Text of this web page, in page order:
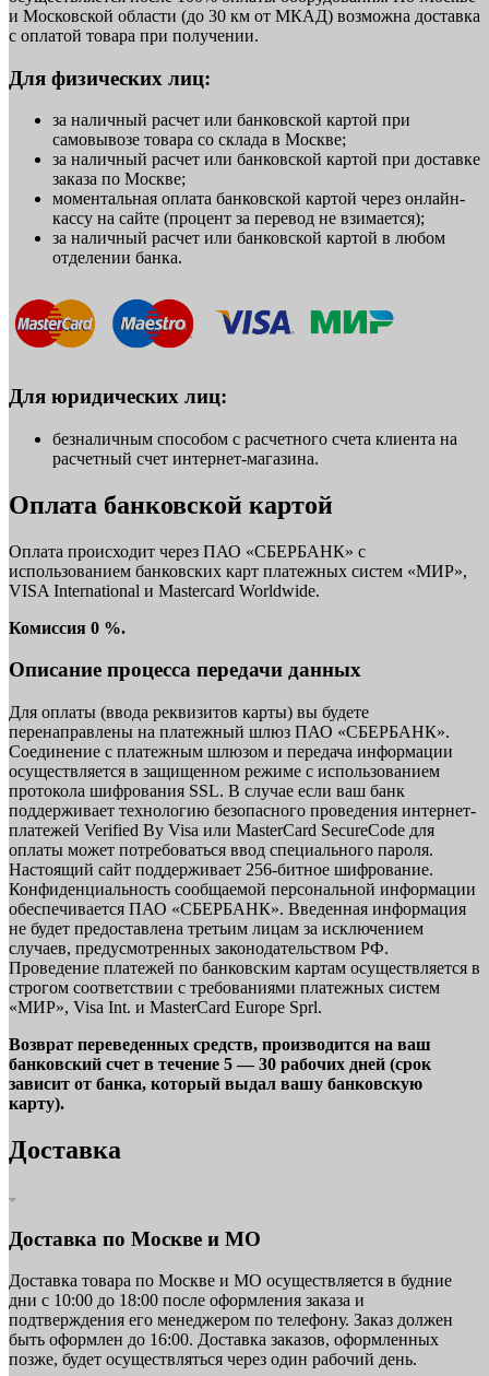
и Московской области (до 30 км от МКАД) возможна доставка
с оплатой товара при получении.
Для физических лиц:
за наличный расчет или банковской картой при
самовывозе товара со склада в Москве;
за наличный расчет или банковской картой при доставке
заказа по Москве;
моментальная оплата банковской картой через онлайн-
кассу на сайте (процент за перевод не взимается);
за наличный расчет или банковской картой в любом
отделении банка.
Для юридических лиц:
безналичным способом с расчетного счета клиента на
расчетный счет интернет-магазина.
Оплата банковской картой
Оплата происходит через ПАО «СБЕРБАНК» с
использованием банковских карт платежных систем «МИР»,
VISA International и Mastercard Worldwide.
Комиссия 0 %.
Описание процесса передачи данных
Для оплаты (ввода реквизитов карты) вы будете
перенаправлены на платежный шлюз ПАО «СБЕРБАНК».
Соединение с платежным шлюзом и передача информации
осуществляется в защищенном режиме с использованием
протокола шифрования SSL. В случае если ваш банк
поддерживает технологию безопасного проведения интернет-
платежей Verified By Visa или MasterCard SecureCode для
оплаты может потребоваться ввод специального пароля.
Настоящий сайт поддерживает 256-битное шифрование.
Конфиденциальность сообщаемой персональной информации
обеспечивается ПАО «СБЕРБАНК». Введенная информация
не будет предоставлена третьим лицам за исключением
случаев, предусмотренных законодательством РФ.
Проведение платежей по банковским картам осуществляется в
строгом соответствии с требованиями платежных систем
«МИР», Visa Int. и MasterCard Europe Sprl.
Возврат переведенных средств, производится на ваш
банковский счет в течение 5 — 30 рабочих дней (срок
зависит от банка, который выдал вашу банковскую
карту).
Доставка
Доставка по Москве и МО
Доставка товара по Москве и МО осуществляется в будние
дни с 10:00 до 18:00 после оформления заказа и
подтверждения его менеджером по телефону. Заказ должен
быть оформлен до 16:00. Доставка заказов, оформленных
позже, будет осуществляться через один рабочий день.